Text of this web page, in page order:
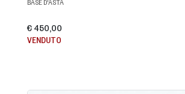
BASE D'ASTA
€ 450,00
VENDUTO